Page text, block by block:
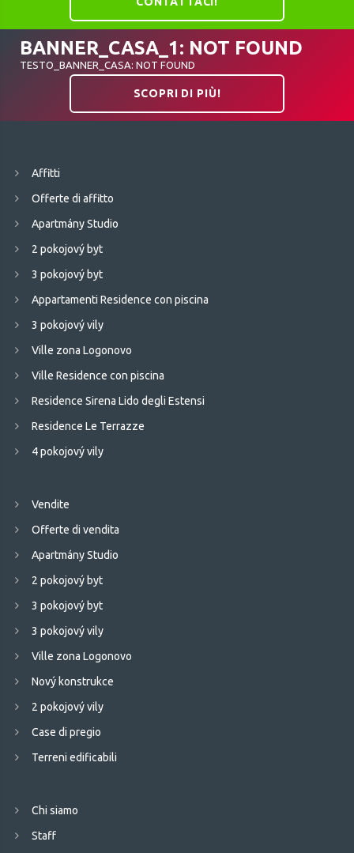
BANNER_CASA_1: NOT FOUND
TESTO_BANNER_CASA: NOT FOUND
SCOPRI DI PIÙ!
Affitti
Offerte di affitto
Apartmány Studio
2 pokojový byt
3 pokojový byt
Appartamenti Residence con piscina
3 pokojový vily
Ville zona Logonovo
Ville Residence con piscina
Residence Sirena Lido degli Estensi
Residence Le Terrazze
4 pokojový vily
Vendite
Offerte di vendita
Apartmány Studio
2 pokojový byt
3 pokojový byt
3 pokojový vily
Ville zona Logonovo
Nový konstrukce
2 pokojový vily
Case di pregio
Terreni edificabili
Chi siamo
Staff